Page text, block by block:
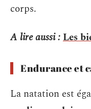
corps.
A lire aussi :Les
Endurance et
La natation est